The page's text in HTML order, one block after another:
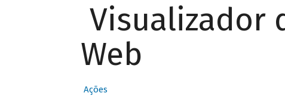
Visualizador
Web
Ações